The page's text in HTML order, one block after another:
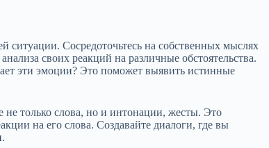
ситуации. Сосредоточьтесь на собственных мыслях
своих реакций на различные обстоятельства.
эти эмоции? Это поможет выявить истинные
только слова, но и интонации, жесты. Это
на его слова. Создавайте диалоги, где вы